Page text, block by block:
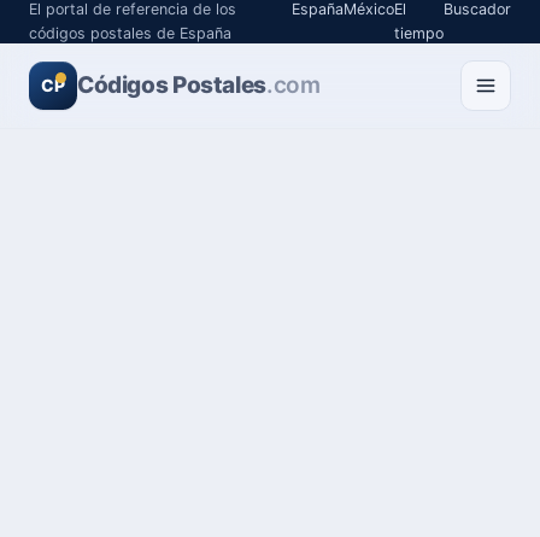
El portal de referencia de los
códigos postales de España
EspañaMéxicoEl
tiempo
Buscador
CP Códigos Postales.com